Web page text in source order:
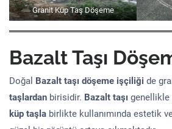
Granit Küp Taş Döşeme
Bazalt Taşı
Doğal Bazalt taşı döşeme işçiliği de
taşlardan birisidir. Bazalt taşı genellikle
küp taşla birlikte kullanımında estetik